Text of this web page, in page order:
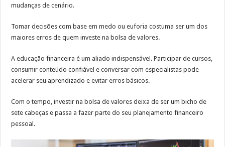
mudanças de cenário.
Tomar decisões com base em medo ou euforia costuma ser um dos
maiores erros de quem investe na bolsa de valores.
A educação financeira é um aliado indispensável. Participar de cursos,
consumir conteúdo confiável e conversar com especialistas pode
acelerar seu aprendizado e evitar erros básicos.
Com o tempo, investir na bolsa de valores deixa de ser um bicho de
sete cabeças e passa a fazer parte do seu planejamento financeiro
pessoal.